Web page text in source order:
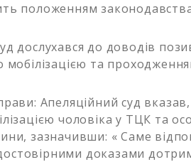
положенням
дослухався до доводів
мобілізацією та
Апеляційний суд
чоловіка у ТЦК та
зазначивши: « Саме
доказами